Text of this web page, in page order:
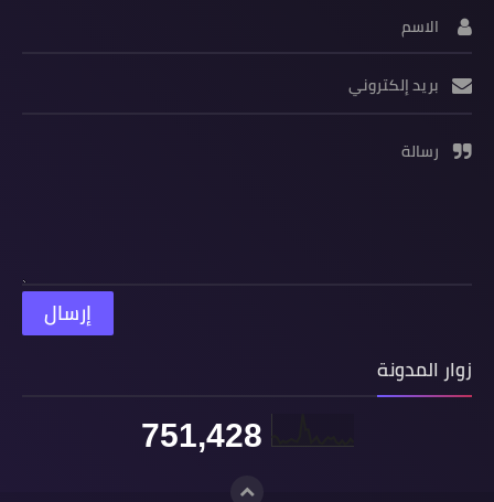
الاسم
بريد إلكتروني
رسالة
زوار المدونة
751,428